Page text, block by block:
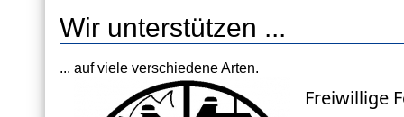
Wir unterstützen ...
... auf viele verschiedene Arten.
Freiwillige